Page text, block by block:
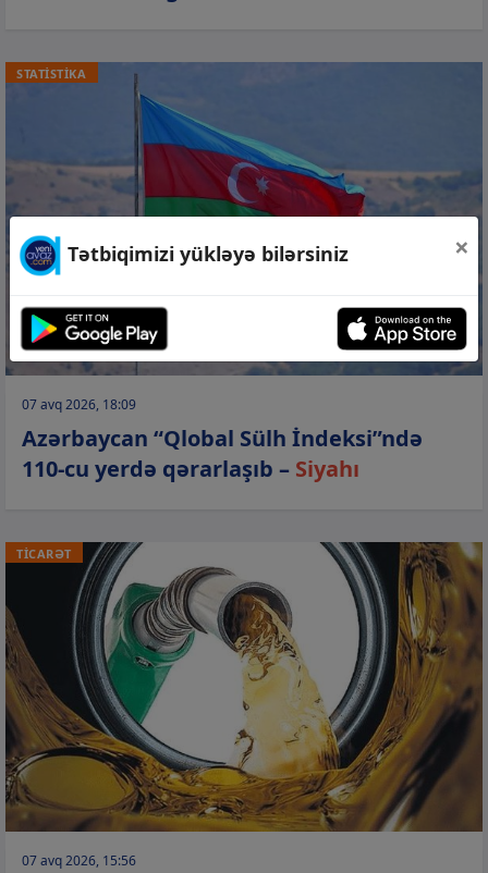
STATİSTİKA
07 avq 2026, 18:09
Azərbaycan “Qlobal Sülh İndeksi”ndə
110-cu yerdə qərarlaşıb – Siyahı
TİCARƏT
07 avq 2026, 15:56
Tətbiqimizi yükləyə bilərsiniz ×